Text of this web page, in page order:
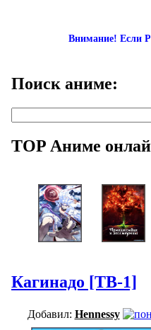
Внимание! Если
Поиск аниме:
TOP Аниме
Кагинадо [ТВ-1]
Добавил: Hennessy